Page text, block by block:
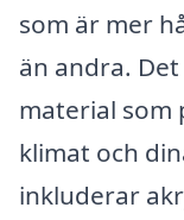
som är mer
än andra.
material som
klimat och
inkluderar